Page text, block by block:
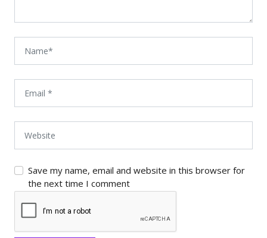
Save my name, email and website in this browser for
the next time I comment